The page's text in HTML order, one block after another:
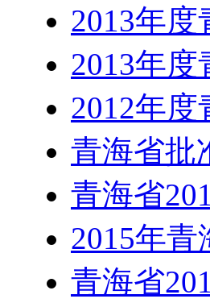
2013年
2013年
2012年
青海省批
青海省
2015年
青海省